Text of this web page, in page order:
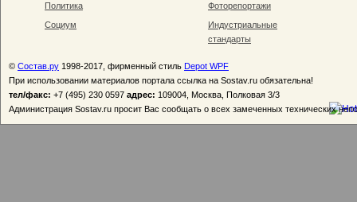
Политика
Социум
Фоторепортажи
Индустриальные
стандарты
© Состав.ру 1998-2017, фирменный стиль Depot WPF
При использовании материалов портала ссылка на Sostav.ru обязательна!
тел/факс: +7 (495) 230 0597 адрес: 109004, Москва, Полковая 3/3
Администрация Sostav.ru просит Вас сообщать о всех замеченных технических